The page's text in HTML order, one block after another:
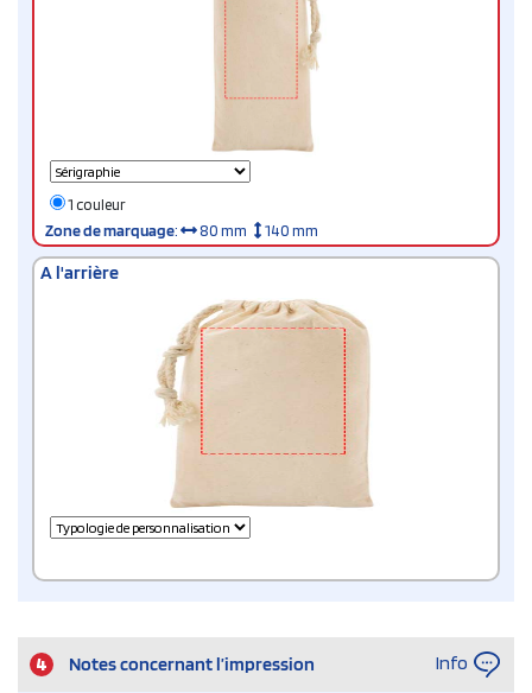
1 couleur
Zone de marquage: 80 mm 140 mm
A l'arrière
4 Notes concernant l’impression Info